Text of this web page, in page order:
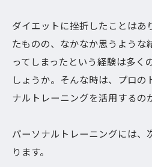
ダイエットに挫折したことはあ
たものの、なかなか思うような
ってしまったという経験は多く
しょうか。そんな時は、プロの
ナルトレーニングを活用するの
パーソナルトレーニングには、
ります。